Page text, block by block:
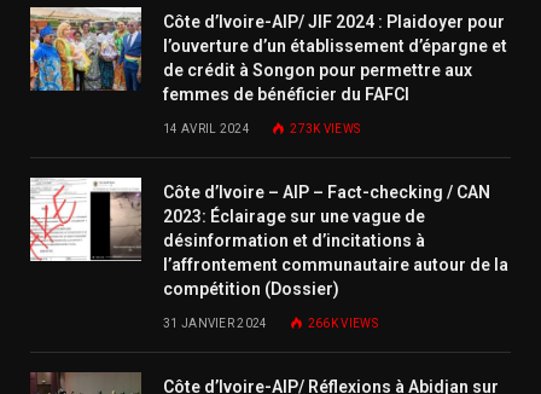
Côte d’Ivoire-AIP/ JIF 2024 : Plaidoyer pour
l’ouverture d’un établissement d’épargne et
de crédit à Songon pour permettre aux
femmes de bénéficier du FAFCI
14 AVRIL 2024 273K VIEWS
Côte d’Ivoire – AIP – Fact-checking / CAN
2023: Éclairage sur une vague de
désinformation et d’incitations à
l’affrontement communautaire autour de la
compétition (Dossier)
31 JANVIER 2024 266KVIEWS
Côte d’Ivoire-AIP/ Réflexions à Abidjan sur